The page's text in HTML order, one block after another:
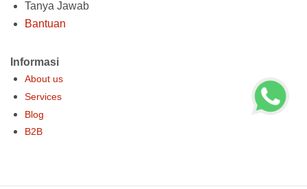
Tanya Jawab
Bantuan
Informasi
About us
Services
Blog
B2B